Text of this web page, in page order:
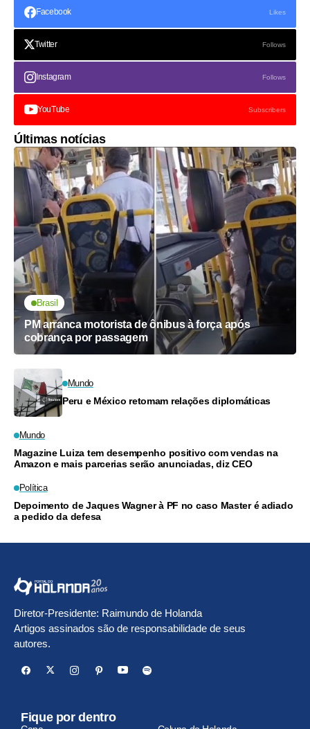
Facebook Likes
Twitter Follows
Instagram Follows
YouTube Subscribers
Últimas notícias
Brasil
PM arranca motorista de ônibus à força após
cobrança por passagem
Mundo
Peru e México retomam relações diplomáticas
Mundo
Magazine Luiza tem desempenho positivo com vendas na
Amazon e mais parcerias serão anunciadas, diz CEO
Política
Depoimento de Jaques Wagner à PF no caso Master é adiado
a pedido da defesa
Diretor-Presidente: Raimundo de Holanda
Artigos assinados são de responsabilidade de seus
autores.
Fique por dentro